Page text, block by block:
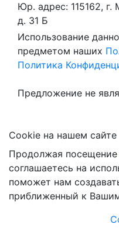
Юр. адрес: 115162, г.
д. 31 Б
Использование
предметом наших
Политика
Предложение не
Сookie на нашем сайте
Продолжая посещение
соглашаетесь на
поможет нам
приближенный к